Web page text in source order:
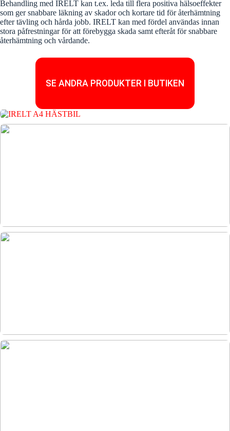
Behandling med IRELT kan t.ex. leda till flera positiva hälsoeffekter
som ger snabbare läkning av skador och kortare tid för återhämtning
efter tävling och hårda jobb. IRELT kan med fördel användas innan
stora påfrestningar för att förebygga skada samt efteråt för snabbare
återhämtning och vårdande.
SE ANDRA PRODUKTER I BUTIKEN